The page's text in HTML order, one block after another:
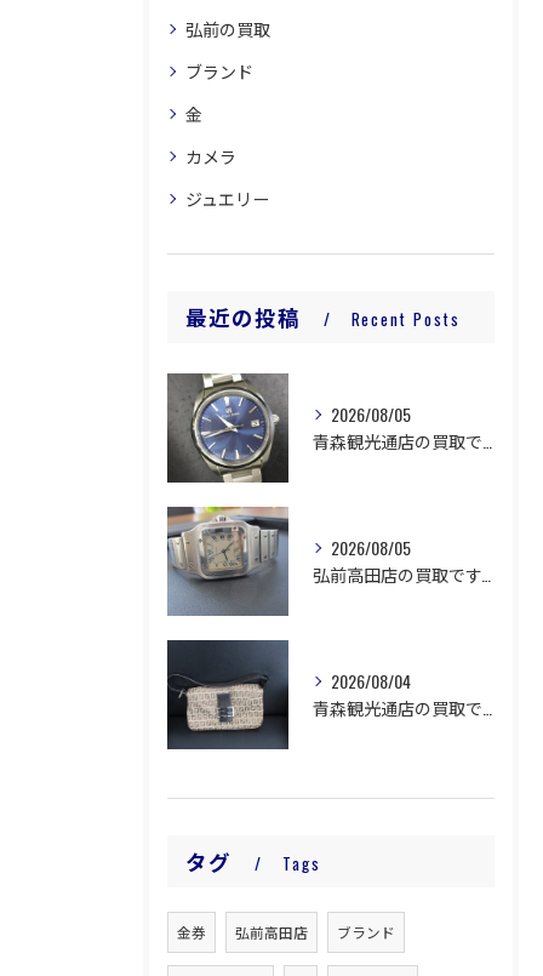
弘前の買取
ブランド
金
カメラ
ジュエリー
最近の投稿 Recent Posts
2026/08/05
2026/08/05
2026/08/04
タグ Tags
金券 弘前高田店 ブランド